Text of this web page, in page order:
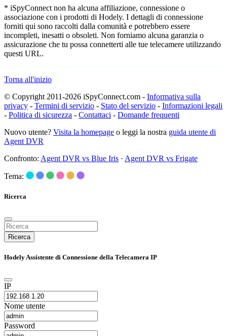
* iSpyConnect non ha alcuna affiliazione, connessione o
associazione con i prodotti di Hodely. I dettagli di connessione
forniti qui sono raccolti dalla comunità e potrebbero essere
incompleti, inesatti o obsoleti. Non forniamo alcuna garanzia o
assicurazione che tu possa connetterti alle tue telecamere utilizzando
questi URL.
Torna all'inizio
© Copyright 2011-2026 iSpyConnect.com - Informativa sulla
privacy - Termini di servizio - Stato del servizio - Informazioni legali
- Politica di sicurezza - Contattaci - Domande frequenti
Nuovo utente? Visita la homepage o leggi la nostra guida utente di
Agent DVR
Confronto: Agent DVR vs Blue Iris · Agent DVR vs Frigate
Tema:
Ricerca
Ricerca
Hodely Assistente di Connessione della Telecamera IP
IP
Nome utente
Password